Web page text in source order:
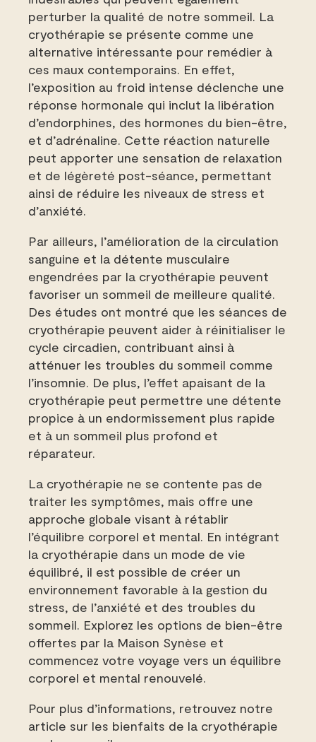
perturber la qualité de notre sommeil. La
cryothérapie se présente comme une
alternative intéressante pour remédier à
ces maux contemporains. En effet,
l’exposition au froid intense déclenche une
réponse hormonale qui inclut la libération
d’endorphines, des hormones du bien-être,
et d’adrénaline. Cette réaction naturelle
peut apporter une sensation de relaxation
et de légèreté post-séance, permettant
ainsi de réduire les niveaux de stress et
d’anxiété.
Par ailleurs, l’amélioration de la circulation
sanguine et la détente musculaire
engendrées par la cryothérapie peuvent
favoriser un sommeil de meilleure qualité.
Des études ont montré que les séances de
cryothérapie peuvent aider à réinitialiser le
cycle circadien, contribuant ainsi à
atténuer les troubles du sommeil comme
l’insomnie. De plus, l’effet apaisant de la
cryothérapie peut permettre une détente
propice à un endormissement plus rapide
et à un sommeil plus profond et
réparateur.
La cryothérapie ne se contente pas de
traiter les symptômes, mais offre une
approche globale visant à rétablir
l’équilibre corporel et mental. En intégrant
la cryothérapie dans un mode de vie
équilibré, il est possible de créer un
environnement favorable à la gestion du
stress, de l’anxiété et des troubles du
sommeil. Explorez les options de bien-être
offertes par la Maison Synèse et
commencez votre voyage vers un équilibre
corporel et mental renouvelé.
Pour plus d’informations, retrouvez notre
article sur les bienfaits de la cryothérapie